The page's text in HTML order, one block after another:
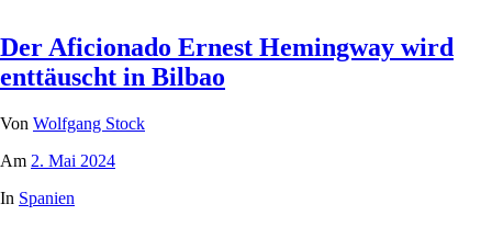
Der Aficionado Ernest Hemingway wird
enttäuscht in Bilbao
Von Wolfgang Stock
Am 2. Mai 2024
In Spanien